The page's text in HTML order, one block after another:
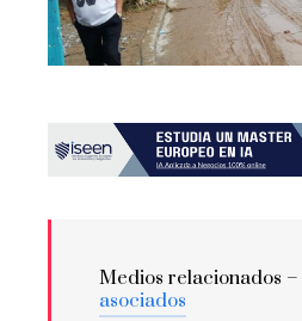
Medios relacionados –
asociados